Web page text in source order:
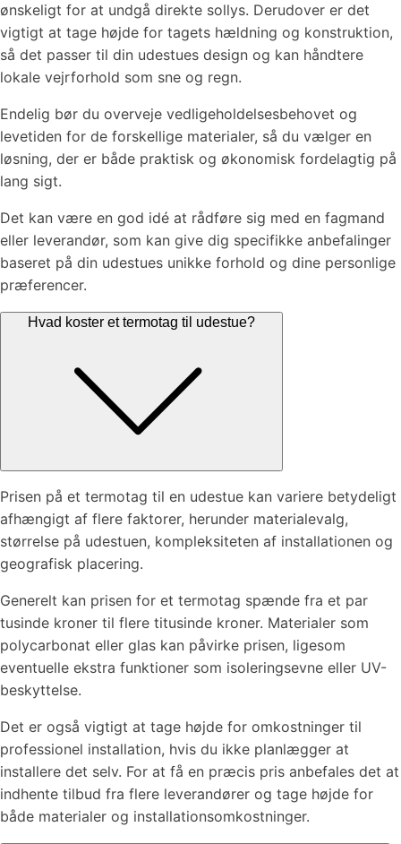
ønskeligt for at undgå direkte sollys. Derudover er det
vigtigt at tage højde for tagets hældning og konstruktion,
så det passer til din udestues design og kan håndtere
lokale vejrforhold som sne og regn.
Endelig bør du overveje vedligeholdelsesbehovet og
levetiden for de forskellige materialer, så du vælger en
løsning, der er både praktisk og økonomisk fordelagtig på
lang sigt.
Det kan være en god idé at rådføre sig med en fagmand
eller leverandør, som kan give dig specifikke anbefalinger
baseret på din udestues unikke forhold og dine personlige
præferencer.
Hvad koster et termotag til udestue?
Prisen på et termotag til en udestue kan variere betydeligt
afhængigt af flere faktorer, herunder materialevalg,
størrelse på udestuen, kompleksiteten af installationen og
geografisk placering.
Generelt kan prisen for et termotag spænde fra et par
tusinde kroner til flere titusinde kroner. Materialer som
polycarbonat eller glas kan påvirke prisen, ligesom
eventuelle ekstra funktioner som isoleringsevne eller UV-
beskyttelse.
Det er også vigtigt at tage højde for omkostninger til
professionel installation, hvis du ikke planlægger at
installere det selv. For at få en præcis pris anbefales det at
indhente tilbud fra flere leverandører og tage højde for
både materialer og installationsomkostninger.